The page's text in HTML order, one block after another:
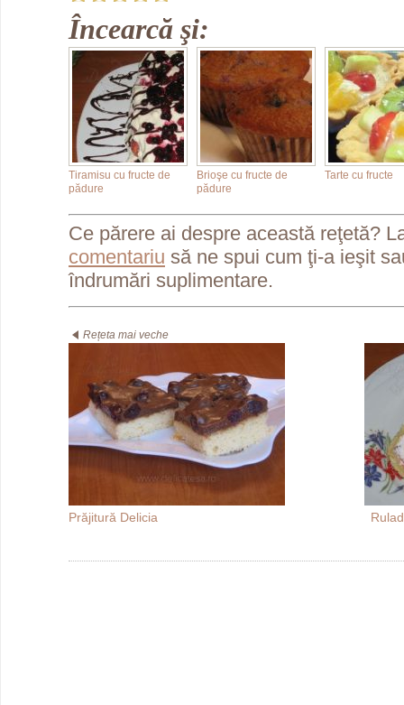
Încearcă şi:
Tiramisu cu fructe de
pădure
Brioşe cu fructe de
pădure
Tarte cu fructe
Ce părere ai despre această reţetă?
comentariu să ne spui cum ţi-a ieşit
îndrumări suplimentare.
Rețeta mai veche
Prăjitură Delicia